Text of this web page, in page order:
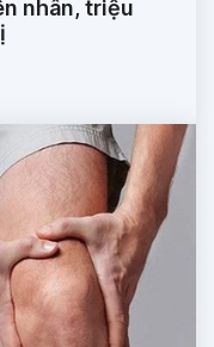
nhân, triệu